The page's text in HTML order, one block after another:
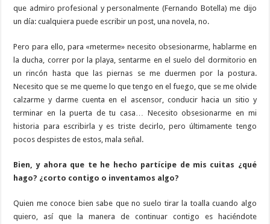
que admiro profesional y personalmente (Fernando Botella) me dijo
un día: cualquiera puede escribir un post, una novela, no.
Pero para ello, para «meterme» necesito obsesionarme, hablarme en
la ducha, correr por la playa, sentarme en el suelo del dormitorio en
un rincón hasta que las piernas se me duermen por la postura.
Necesito que se me queme lo que tengo en el fuego, que se me olvide
calzarme y darme cuenta en el ascensor, conducir hacia un sitio y
terminar en la puerta de tu casa… Necesito obsesionarme en mi
historia para escribirla y es triste decirlo, pero últimamente tengo
pocos despistes de estos, mala señal.
Bien, y ahora que te he hecho partícipe de mis cuitas ¿qué
hago? ¿corto contigo o inventamos algo?
Quien me conoce bien sabe que no suelo tirar la toalla cuando algo
quiero, así que la manera de continuar contigo es haciéndote